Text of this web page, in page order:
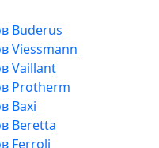
Buderus
Viessmann
Vaillant
Protherm
Baxi
Beretta
Ferroli